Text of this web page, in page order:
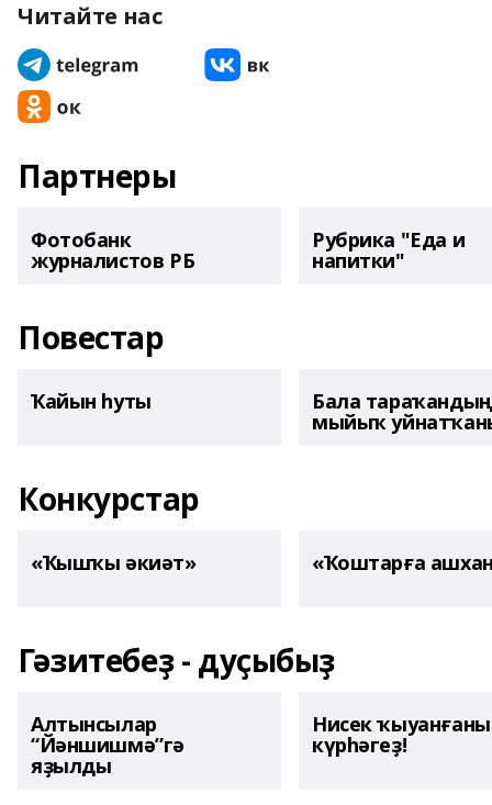
Читайте нас
Партнеры
Фотобанк
журналистов РБ
Рубрика "Еда и
напитки"
Повестар
Ҡайын һуты Бала тараҡандың
мыйыҡ
Конкурстар
«Ҡышҡы әкиәт» «Ҡоштарға
Гәзитебеҙ - дуҫыбыҙ
Алтынсылар
“Йәншишмә”гә
яҙылды
Нисек
күрһәгеҙ!